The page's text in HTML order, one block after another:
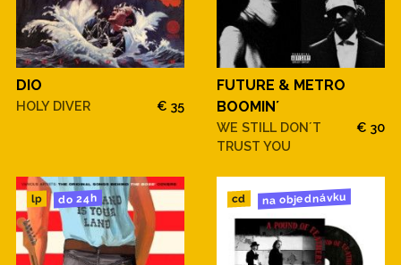
DIO
HOLY DIVER € 35
FUTURE & METRO
BOOMIN´
WE STILL DON´T
TRUST YOU
€ 30
lp do 24h cd na objednávku